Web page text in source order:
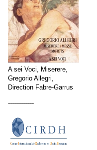
A sei Voci, Miserere,
Gregorio Allegri,
Direction Fabre-Garrus
-------------